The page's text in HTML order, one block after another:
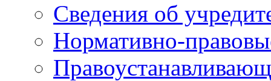
Сведения об
Нормативно-